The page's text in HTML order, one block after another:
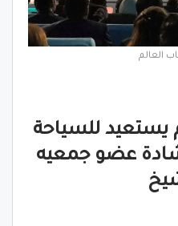
العالم
يستعيد للسياحة
عضو جمعيه